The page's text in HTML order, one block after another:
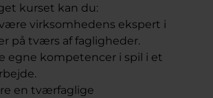
kurset kan du:
virksomhedens ekspert i
på tværs af fagligheder.
egne kompetencer i spil i et
en tværfaglige